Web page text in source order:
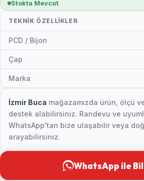
Stokta Mevcut
TEKNIK ÖZELLIKLER
PCD / Bijon
Çap
Marka
İzmir Buca mağazamızda ürün, ölçü
destek alabilirsiniz. Randevu ve
WhatsApp'tan bize ulaşabilir veya
arayabilirsiniz.
WhatsApp ile